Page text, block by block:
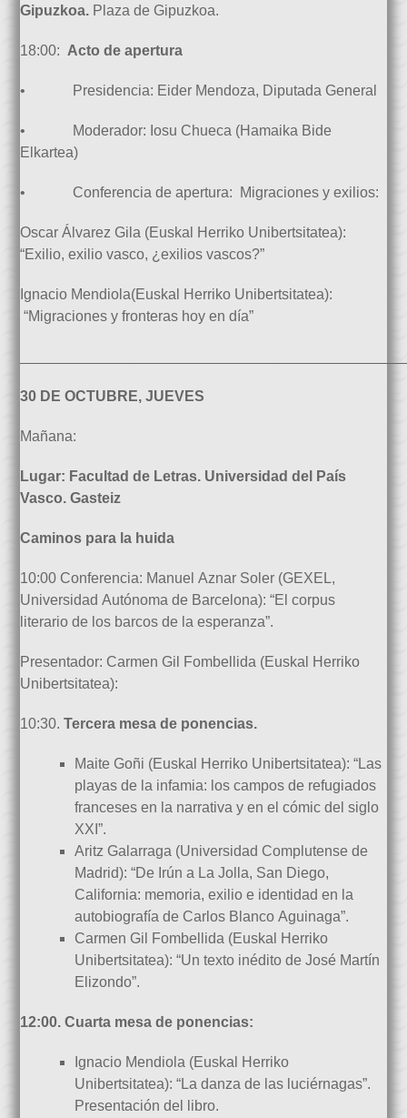
Gipuzkoa. Plaza de Gipuzkoa.
18:00: Acto de apertura
• Presidencia: Eider Mendoza, Diputada General
• Moderador: Iosu Chueca (Hamaika Bide
Elkartea)
• Conferencia de apertura: Migraciones y exilios:
Oscar Álvarez Gila (Euskal Herriko Unibertsitatea):
“Exilio, exilio vasco, ¿exilios vascos?”
Ignacio Mendiola(Euskal Herriko Unibertsitatea):
“Migraciones y fronteras hoy en día”
30 DE OCTUBRE, JUEVES
Mañana:
Lugar: Facultad de Letras. Universidad del País
Vasco. Gasteiz
Caminos para la huida
10:00 Conferencia: Manuel Aznar Soler (GEXEL,
Universidad Autónoma de Barcelona): “El corpus
literario de los barcos de la esperanza”.
Presentador: Carmen Gil Fombellida (Euskal Herriko
Unibertsitatea):
10:30.Tercera mesa de ponencias.
Maite Goñi (Euskal Herriko Unibertsitatea): “Las
playas de la infamia: los campos de refugiados
franceses en la narrativa y en el cómic del siglo
XXI”.
Aritz Galarraga (Universidad Complutense de
Madrid): “De Irún a La Jolla, San Diego,
California: memoria, exilio e identidad en la
autobiografía de Carlos Blanco Aguinaga”.
Carmen Gil Fombellida (Euskal Herriko
Unibertsitatea): “Un texto inédito de José Martín
Elizondo”.
12:00. Cuarta mesa de ponencias:
Ignacio Mendiola (Euskal Herriko
Unibertsitatea): “La danza de las luciérnagas”.
Presentación del libro.